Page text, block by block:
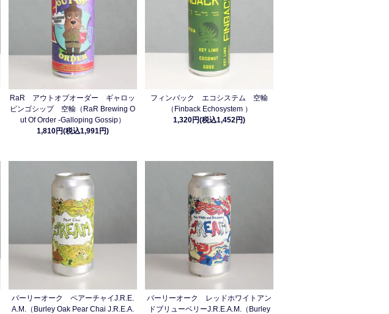
RaR アウトオブオーダー ギャロッ
ピンゴシップ 空輸（RaR Brewing O
ut Of Order -Galloping Gossip）
1,810円(税込1,991円)
フィンバック エコシステム 空輸
（Finback Echosystem ）
1,320円(税込1,452円)
バーリーオーク ペアーチャイJ.R.E.
A.M.（Burley Oak Pear Chai J.R.E.A.
バーリーオーク レッドホワイトアン
ドブリューベリーJ.R.E.A.M.（Burley